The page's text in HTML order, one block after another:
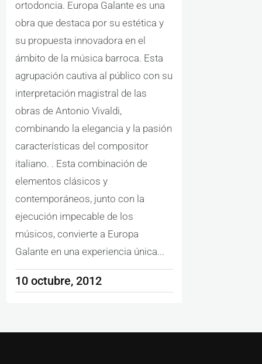
ortodoncia. Europa Galante es una
obra que destaca por su estética y
su propuesta innovadora en el
ámbito de la música barroca. Esta
agrupación cautiva al público con su
interpretación magistral de las
obras de Antonio Vivaldi,
combinando la elegancia y la pasión
características del compositor
italiano. . Esta combinación de
elementos clásicos y
contemporáneos, junto con la
ejecución impecable de los
músicos, convierte a Europa
Galante en una experiencia única...
10 octubre, 2012